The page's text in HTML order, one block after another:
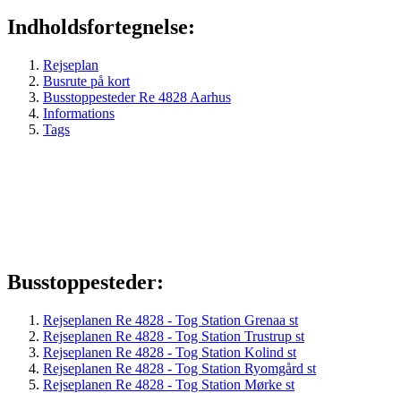
Indholdsfortegnelse:
Rejseplan
Busrute på kort
Busstoppesteder Re 4828 Aarhus
Informations
Tags
Busstoppesteder:
Rejseplanen Re 4828 - Tog Station Grenaa st
Rejseplanen Re 4828 - Tog Station Trustrup st
Rejseplanen Re 4828 - Tog Station Kolind st
Rejseplanen Re 4828 - Tog Station Ryomgård st
Rejseplanen Re 4828 - Tog Station Mørke st